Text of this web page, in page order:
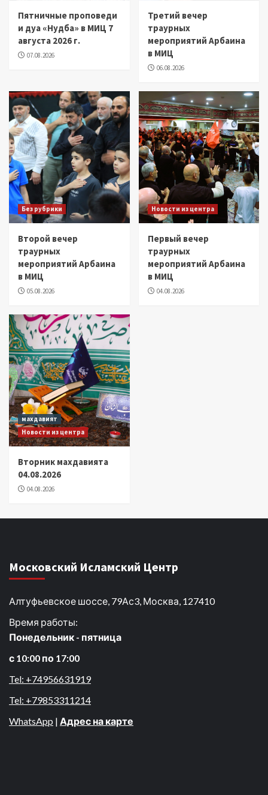
Пятничные проповеди
и дуа «Нудба» в МИЦ 7
августа 2026 г.
07.08.2026
Третий вечер
траурных
мероприятий Арбаина
в МИЦ
06.08.2026
Без рубрики
Второй вечер
траурных
мероприятий Арбаина
в МИЦ
05.08.2026
Новости из центра
Первый вечер
траурных
мероприятий Арбаина
в МИЦ
04.08.2026
махдавият
Новости из центра
Вторник махдавията
04.08.2026
04.08.2026
Московский Исламский Центр
Алтуфьевское шоссе, 79Ас3, Москва, 127410
Время работы:
Понедельник - пятница
с 10:00 по 17:00
Tel: +74956631919
Tel: +79853311214
WhatsApp | Адрес на карте